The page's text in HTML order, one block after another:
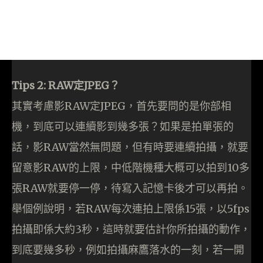
Tips 2: RAW定JPEG？
其實考慮影RAW定JPEG，首先要問的是你部相
機，到底可以連續影到幾多張？如果是拍單張的
話，影RAW當然無問題，但有時要連續拍攝，就要
留意影RAW的上限，中低階機種大概可以拍到10多
張RAW就要停一停，待寫入記憶卡後才可以再拍。
舉個例說明，若RAW每次連拍上限係15張，以5fps
拍攝即係大約3秒，這時就要估計你所拍攝的動作，
到底要幾多秒，例如拍攝麻鷹落水的一刻，若一開